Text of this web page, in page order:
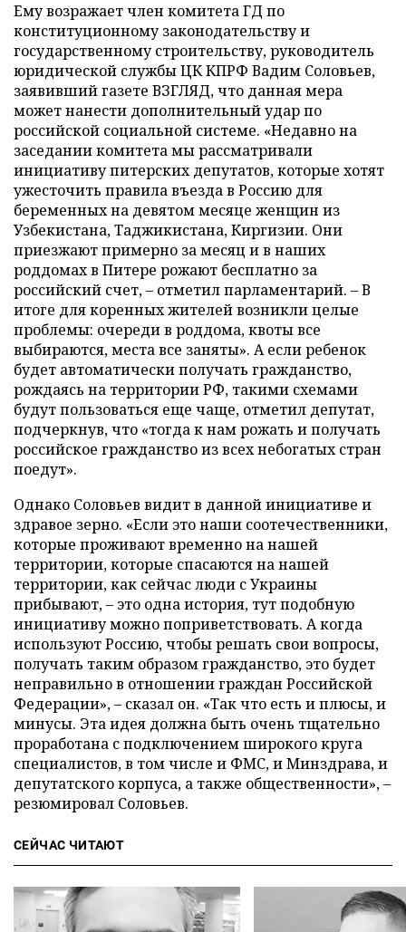
Ему возражает член комитета ГД по
конституционному законодательству и
государственному строительству, руководитель
юридической службы ЦК КПРФ Вадим Соловьев,
заявивший газете ВЗГЛЯД, что данная мера
может нанести дополнительный удар по
российской социальной системе. «Недавно на
заседании комитета мы рассматривали
инициативу питерских депутатов, которые хотят
ужесточить правила въезда в Россию для
беременных на девятом месяце женщин из
Узбекистана, Таджикистана, Киргизии. Они
приезжают примерно за месяц и в наших
роддомах в Питере рожают бесплатно за
российский счет,– отметил парламентарий. – В
итоге для коренных жителей возникли целые
проблемы: очереди в роддома, квоты все
выбираются, места все заняты». А если ребенок
будет автоматически получать гражданство,
рождаясь на территории РФ, такими схемами
будут пользоваться еще чаще, отметил депутат,
подчеркнув, что «тогда к нам рожать и получать
российское гражданство из всех небогатых стран
поедут».
Однако Соловьев видит в данной инициативе и
здравое зерно. «Если это наши соотечественники,
которые проживают временно на нашей
территории, которые спасаются на нашей
территории, как сейчас люди с Украины
прибывают,– это одна история, тут подобную
инициативу можно поприветствовать. А когда
используют Россию, чтобы решать свои вопросы,
получать таким образом гражданство, это будет
неправильно в отношении граждан Российской
Федерации»,– сказал он. «Так что есть и плюсы, и
минусы. Эта идея должна быть очень тщательно
проработана с подключением широкого круга
специалистов, в том числе и ФМС, и Минздрава, и
депутатского корпуса, а также общественности»,–
резюмировал Соловьев.
СЕЙЧАС ЧИТАЮТ